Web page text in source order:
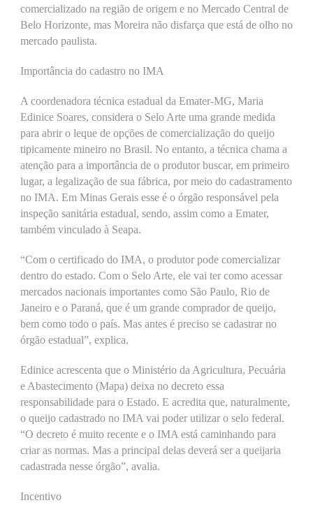
comercializado na região de origem e no Mercado Central de
Belo Horizonte, mas Moreira não disfarça que está de olho no
mercado paulista.
Importância do cadastro no IMA
A coordenadora técnica estadual da Emater-MG, Maria
Edinice Soares, considera o Selo Arte uma grande medida
para abrir o leque de opções de comercialização do queijo
tipicamente mineiro no Brasil. No entanto, a técnica chama a
atenção para a importância de o produtor buscar, em primeiro
lugar, a legalização de sua fábrica, por meio do cadastramento
no IMA. Em Minas Gerais esse é o órgão responsável pela
inspeção sanitária estadual, sendo, assim como a Emater,
também vinculado à Seapa.
“Com o certificado do IMA, o produtor pode comercializar
dentro do estado. Com o Selo Arte, ele vai ter como acessar
mercados nacionais importantes como São Paulo, Rio de
Janeiro e o Paraná, que é um grande comprador de queijo,
bem como todo o país. Mas antes é preciso se cadastrar no
órgão estadual”, explica.
Edinice acrescenta que o Ministério da Agricultura, Pecuária
e Abastecimento (Mapa) deixa no decreto essa
responsabilidade para o Estado. E acredita que, naturalmente,
o queijo cadastrado no IMA vai poder utilizar o selo federal.
“O decreto é muito recente e o IMA está caminhando para
criar as normas. Mas a principal delas deverá ser a queijaria
cadastrada nesse órgão”, avalia.
Incentivo